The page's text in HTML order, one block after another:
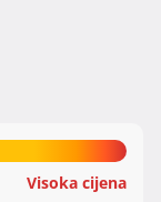
Visoka cijena